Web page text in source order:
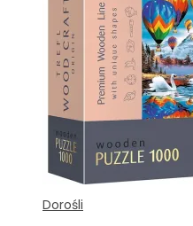
Dorośli